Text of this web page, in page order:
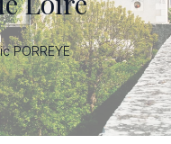
PORREYE